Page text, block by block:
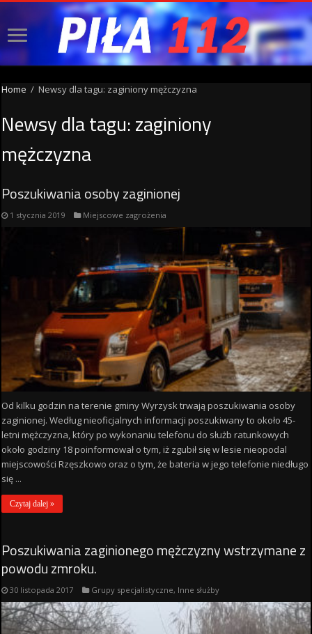
Home / Newsy dla tagu: zaginiony mężczyzna
Newsy dla tagu:zaginiony
mężczyzna
Poszukiwania osoby zaginionej
1 stycznia 2019 Miejscowe zagrożenia
Od kilku godzin na terenie gminy Wyrzysk trwają poszukiwania osoby
zaginionej. Według nieoficjalnych informacji poszukiwany to około 45-
letni mężczyzna, który po wykonaniu telefonu do służb ratunkowych
około godziny 18 poinformował o tym, iż zgubił się w lesie nieopodal
miejscowości Rzęszkowo oraz o tym, że bateria w jego telefonie niedługo
się ...
Czytaj dalej »
Poszukiwania zaginionego mężczyzny wstrzymane z
powodu zmroku.
30 listopada 2017 Grupy specjalistyczne, Inne służby